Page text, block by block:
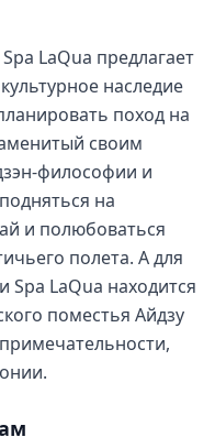
LaQua предлагает
наследие
поход на
своим
философии и
на
и полюбоваться
полета. А для
Spa LaQua находится
поместья Айдзу